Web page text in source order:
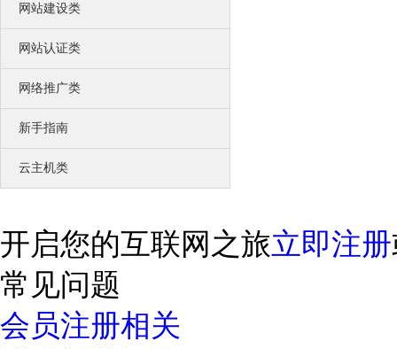
网站建设类
网站认证类
网络推广类
新手指南
云主机类
开启您的互联网之旅立即注册
常见问题
会员注册相关